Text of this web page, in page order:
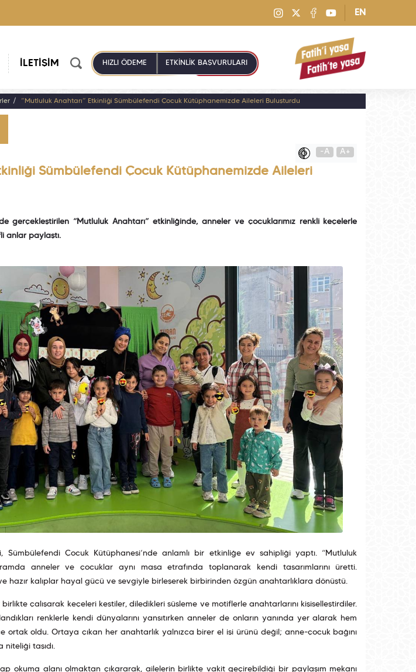
EN
İLETİŞİM HIZLI ÖDEME ETKİNLİK BAŞVURULARI
”Mutluluk Anahtarı” Etkinliği Sümbülefendi Çocuk Kütüphanemizde Aileleri Buluşturdu
-A A+
Sümbülefendi Çocuk Kütüphanemizde Aileleri
gerçekleştirilen “Mutluluk Anahtarı” etkinliğinde, anneler ve çocuklarımız renkli keçelerle
anlar paylaştı.
Sümbülefendi Çocuk Kütüphanesi’nde anlamlı bir etkinliğe ev sahipliği yaptı. “Mutluluk
anneler ve çocuklar aynı masa etrafında toplanarak kendi tasarımlarını üretti.
ve hazır kalıplar hayal gücü ve sevgiyle birleşerek birbirinden özgün anahtarlıklara dönüştü.
çalışarak keçeleri kestiler, diledikleri süsleme ve motiflerle anahtarlarını kişiselleştirdiler.
renklerle kendi dünyalarını yansıtırken anneler de onların yanında yer alarak hem
ortak oldu. Ortaya çıkan her anahtarlık yalnızca birer el işi ürünü değil; anne-çocuk bağını
niteliği taşıdı.
okuma alanı olmaktan çıkararak, ailelerin birlikte vakit geçirebildiği bir paylaşım mekanı